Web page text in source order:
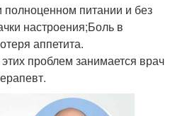
полноценном питании и без
настроения;Боль в
аппетита.
проблем занимается врач